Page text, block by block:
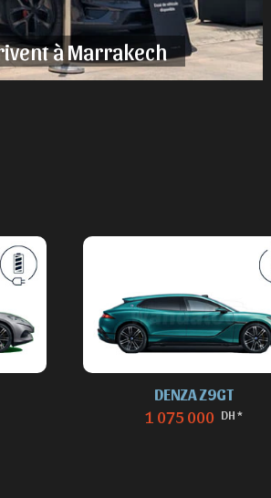
à Marrakech
DENZA Z9GT
1 075 000 DH *